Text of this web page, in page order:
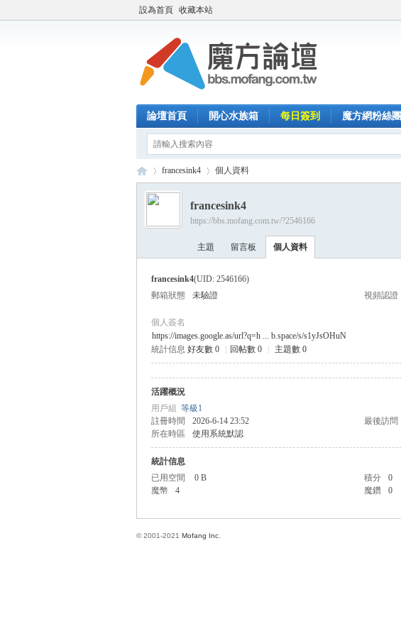
設為首頁 收藏本站
論壇首頁 開心水族箱 每日簽到 魔方網粉絲團
›
francesink4 個人資料
francesink4
https://bbs.mofang.com.tw/?2546166
主題 留言板 個人資料
francesink4(UID: 2546166)
郵箱狀態
未驗證 視頻認證
個人簽名
https://images.google.as/url?q=h ... b.space/s/s1yJsOHuN
統計信息 好友數 0 回帖數 0 主題數 0
活躍概況
用戶組 等級1
註冊時間
2026-6-14 23:52 最後訪問
所在時區
使用系統默認
統計信息
已用空間
0 B 積分 0
魔幣
4 魔鑽 0
© 2001-2021 Mofang Inc.